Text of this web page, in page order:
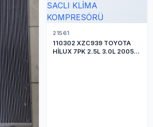
21561
110302 XZC939 TOYOTA
HİLUX 7PK 2.5L 3.0L 2005